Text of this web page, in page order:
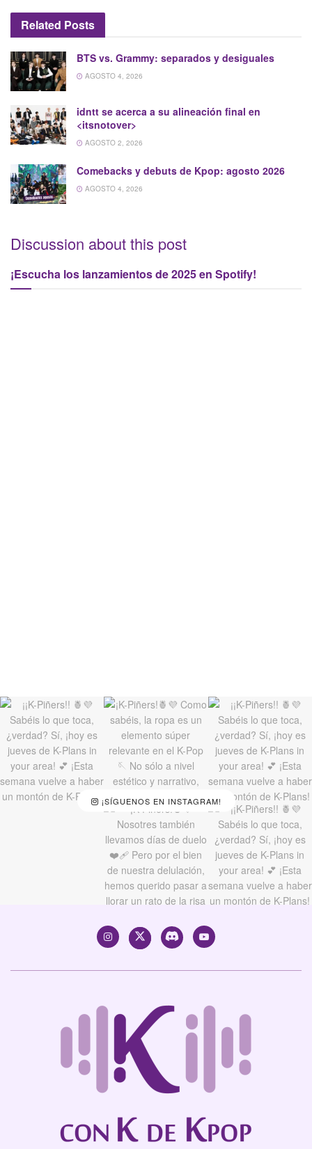
Related Posts
BTS vs. Grammy: separados y desiguales
AGOSTO 4, 2026
idntt se acerca a su alineación final en
<itsnotover>
AGOSTO 2, 2026
Comebacks y debuts de Kpop: agosto 2026
AGOSTO 4, 2026
Discussion about this post
¡Escucha los lanzamientos de 2025 en Spotify!
¡SÍGUENOS EN INSTAGRAM!